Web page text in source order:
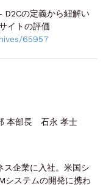
D2Cの定義から紐解い
イトの評価
65957
本部長 石永 孝士
ス企業に入社。米国シ
システムの開発に携わ